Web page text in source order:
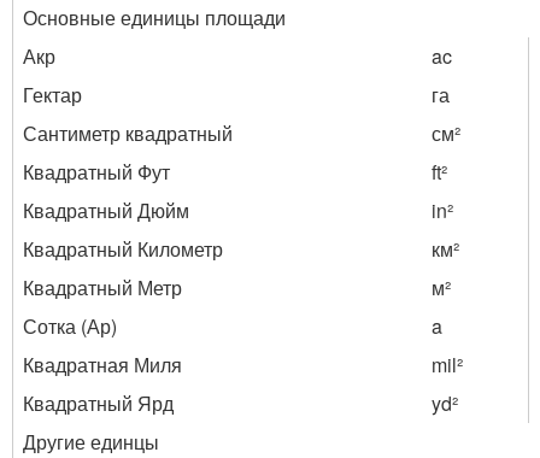
Основные единицы площади
Акр
ac
Гектар
га
Сантиметр квадратный
см²
Квадратный Фут
ft²
Квадратный Дюйм
in²
Квадратный Километр
км²
Квадратный Метр
м²
Сотка (Ар)
a
Квадратная Миля
mil²
Квадратный Ярд
yd²
Другие единцы